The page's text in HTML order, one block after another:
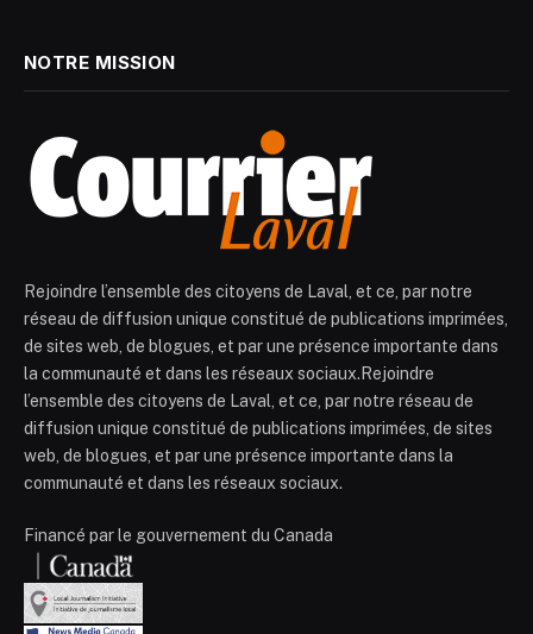
NOTRE MISSION
Rejoindre l’ensemble des citoyens de Laval, et ce, par notre
réseau de diffusion unique constitué de publications imprimées,
de sites web, de blogues, et par une présence importante dans
la communauté et dans les réseaux sociaux.Rejoindre
l’ensemble des citoyens de Laval, et ce, par notre réseau de
diffusion unique constitué de publications imprimées, de sites
web, de blogues, et par une présence importante dans la
communauté et dans les réseaux sociaux.
Financé par le gouvernement du Canada